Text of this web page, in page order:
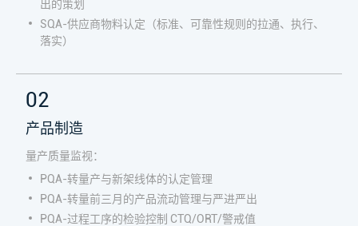
出的策划
SQA-供应商物料认定（标准、可靠性规则的拉通、执行、
落实）
02
产品制造
量产质量监视：
PQA-转量产与新架线体的认定管理
PQA-转量前三月的产品流动管理与严进严出
PQA-过程工序的检验控制 CTQ/ORT/警戒值